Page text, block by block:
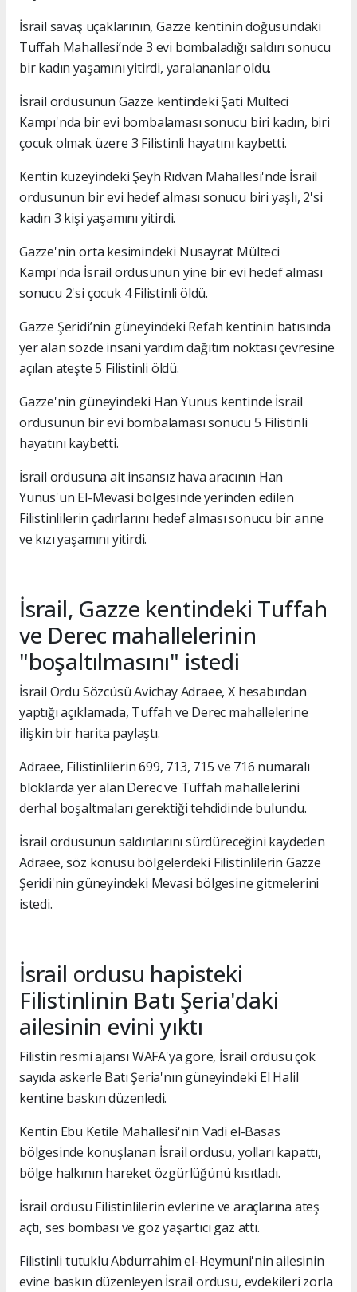
İsrail savaş uçaklarının, Gazze kentinin doğusundaki
Tuffah Mahallesi’nde 3 evi bombaladığı saldırı sonucu
bir kadın yaşamını yitirdi, yaralananlar oldu.
İsrail ordusunun Gazze kentindeki Şati Mülteci
Kampı'nda bir evi bombalaması sonucu biri kadın, biri
çocuk olmak üzere 3 Filistinli hayatını kaybetti.
Kentin kuzeyindeki Şeyh Rıdvan Mahallesi'nde İsrail
ordusunun bir evi hedef alması sonucu biri yaşlı, 2'si
kadın 3 kişi yaşamını yitirdi.
Gazze'nin orta kesimindeki Nusayrat Mülteci
Kampı'nda İsrail ordusunun yine bir evi hedef alması
sonucu 2'si çocuk 4 Filistinli öldü.
Gazze Şeridi’nin güneyindeki Refah kentinin batısında
yer alan sözde insani yardım dağıtım noktası çevresine
açılan ateşte 5 Filistinli öldü.
Gazze'nin güneyindeki Han Yunus kentinde İsrail
ordusunun bir evi bombalaması sonucu 5 Filistinli
hayatını kaybetti.
İsrail ordusuna ait insansız hava aracının Han
Yunus'un El-Mevasi bölgesinde yerinden edilen
Filistinlilerin çadırlarını hedef alması sonucu bir anne
ve kızı yaşamını yitirdi.
İsrail, Gazze kentindeki Tuffah
ve Derec mahallelerinin
"boşaltılmasını" istedi
İsrail Ordu Sözcüsü Avichay Adraee, X hesabından
yaptığı açıklamada, Tuffah ve Derec mahallelerine
ilişkin bir harita paylaştı.
Adraee, Filistinlilerin 699, 713, 715 ve 716 numaralı
bloklarda yer alan Derec ve Tuffah mahallelerini
derhal boşaltmaları gerektiği tehdidinde bulundu.
İsrail ordusunun saldırılarını sürdüreceğini kaydeden
Adraee, söz konusu bölgelerdeki Filistinlilerin Gazze
Şeridi'nin güneyindeki Mevasi bölgesine gitmelerini
istedi.
İsrail ordusu hapisteki
Filistinlinin Batı Şeria'daki
ailesinin evini yıktı
Filistin resmi ajansı WAFA'ya göre, İsrail ordusu çok
sayıda askerle Batı Şeria'nın güneyindeki El Halil
kentine baskın düzenledi.
Kentin Ebu Ketile Mahallesi'nin Vadi el-Basas
bölgesinde konuşlanan İsrail ordusu, yolları kapattı,
bölge halkının hareket özgürlüğünü kısıtladı.
İsrail ordusu Filistinlilerin evlerine ve araçlarına ateş
açtı, ses bombası ve göz yaşartıcı gaz attı.
Filistinli tutuklu Abdurrahim el-Heymuni'nin ailesinin
evine baskın düzenleyen İsrail ordusu, evdekileri zorla